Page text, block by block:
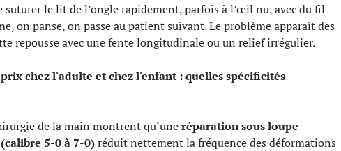
suturer le lit de l’ongle rapidement, parfois à l’œil nu, avec du fil
on panse, on passe au patient suivant. Le problème apparaît des
repousse avec une fente longitudinale ou un relief irrégulier.
prix chez l'adulte et chez l'enfant : quelles spécificités
de la main montrent qu’uneréparation sous loupe
5-0 à 7-0)réduit nettement la fréquence des déformations